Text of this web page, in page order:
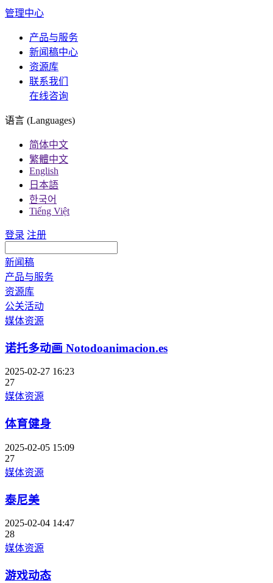
管理中心
产品与服务
新闻稿中心
资源库
联系我们
在线咨询
语言 (Languages)
简体中文
繁體中文
English
日本語
한국어
Tiếng Việt
登录 注册
新闻稿
产品与服务
资源库
公关活动
媒体资源
诺托多动画 Notodoanimacion.es
2025-02-27 16:23
27
媒体资源
体育健身
2025-02-05 15:09
27
媒体资源
泰尼美
2025-02-04 14:47
28
媒体资源
游戏动态